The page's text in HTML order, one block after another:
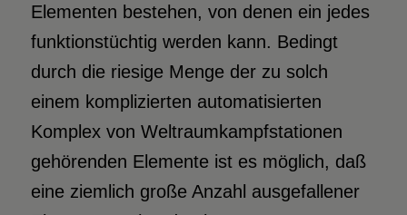
Elementen bestehen, von denen ein jedes
funktionstüchtig werden kann. Bedingt
durch die riesige Menge der zu solch
einem komplizierten automatisierten
Komplex von Weltraumkampfstationen
gehörenden Elemente ist es möglich, daß
eine ziemlich große Anzahl ausgefallener